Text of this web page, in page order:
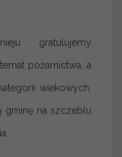
gratulujemy
pożarnictwa, a
wiekowych,
gminę na szczeblu